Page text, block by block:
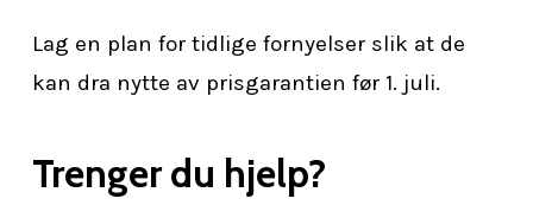
Lag en plan for tidlige fornyelser slik at de
kan dra nytte av prisgarantien før 1. juli.
Trenger du hjelp?